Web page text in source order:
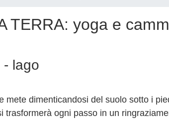
TERRA: yoga e
- lago
mete dimenticandosi del suolo sotto i
trasformerà ogni passo in un